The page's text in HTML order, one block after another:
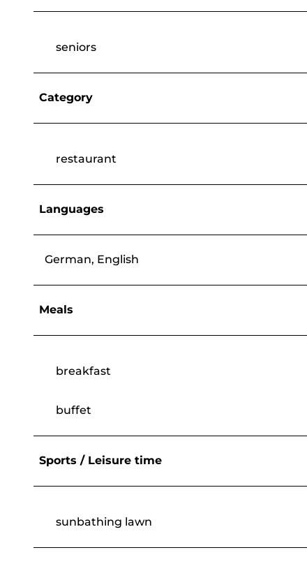
seniors
Category
restaurant
Languages
German, English
Meals
breakfast
buffet
Sports / Leisure time
sunbathing lawn